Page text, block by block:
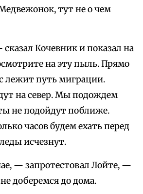
тут не о чем
Кочевник и показал на
на эту пыль. Прямо
лежит путь миграции.
на север. Мы подождем
не подойдут поближе.
часов будем ехать перед
исчезнут.
— запротестовал Лойте, —
доберемся до дома.